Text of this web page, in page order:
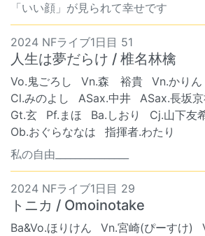
「いい顔」が見られて幸せです
2024 NFライブ1日目 51
人生は夢だらけ / 椎名林檎
Vo.鬼ごろし Vn.森 裕貴 Vn.かりん
Cl.みのよし
ASax.中井 ASax.長坂
Gt.玄
Pf.まほ Ba.しおり Cj.山下友
Ob.おぐらななは
指揮者.わたり
私の自由_______________
2024 NFライブ1日目 29
トニカ / Omoinotake
Ba&Vo.ほりけん Vn.宮崎(ぴーすけ)